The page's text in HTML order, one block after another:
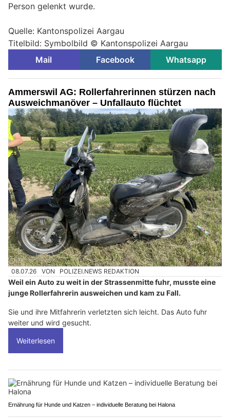
Person gelenkt wurde.
Quelle: Kantonspolizei Aargau
Titelbild: Symbolbild © Kantonspolizei Aargau
Mail
Facebook Whatsapp
Ammerswil AG: Rollerfahrerinnen stürzen nach
Ausweichmanöver – Unfallauto flüchtet
08.07.26 VON POLIZEI.NEWS REDAKTION
Weil ein Auto zu weit in der Strassenmitte fuhr, musste eine
junge Rollerfahrerin ausweichen und kam zu Fall.
Sie und ihre Mitfahrerin verletzten sich leicht. Das Auto fuhr
weiter und wird gesucht.
Weiterlesen
Ernährung für Hunde und Katzen – individuelle Beratung bei Halona